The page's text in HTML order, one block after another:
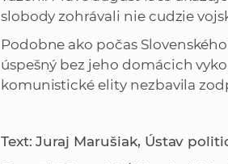
slobody zohrávali nie cudzie
Podobne ako počas
úspešný bez jeho domácich
komunistické elity nezbavila
Text: Juraj Marušiak, Ústav